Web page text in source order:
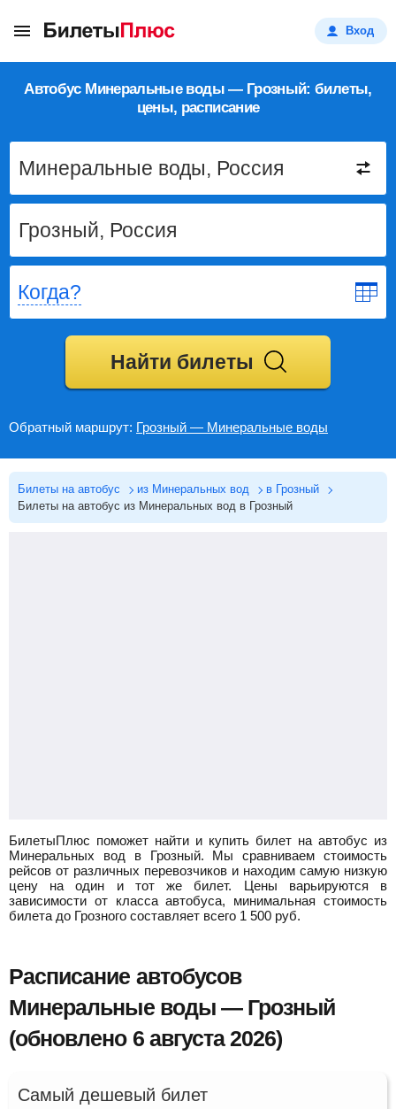
Вход
Автобус Минеральные воды — Грозный: билеты,
цены, расписание
Когда?
Найти билеты
Обратный маршрут: Грозный — Минеральные воды
Билеты на автобус из Минеральных вод
в Грозный
Билеты на автобус из Минеральных вод в Грозный
БилетыПлюс поможет найти и купить билет на автобус из
Минеральных вод в Грозный.
Мы сравниваем стоимость
рейсов от различных перевозчиков и находим самую низкую
цену на один и тот же билет. Цены варьируются в
зависимости от класса автобуса, минимальная стоимость
билета до Грозного составляет всего 1 500 руб.
Расписание автобусов
Минеральные воды — Грозный
(обновлено 6 августа 2026)
Самый дешевый билет